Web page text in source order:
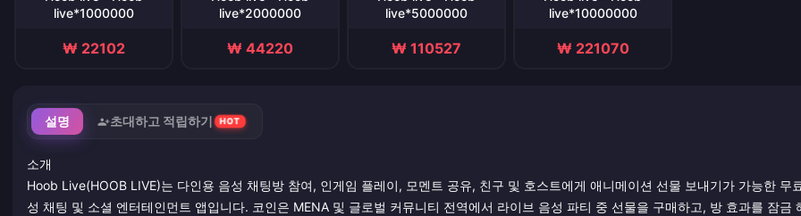
live*1000000
₩ 22102
live*2000000
₩ 44220
live*5000000
₩ 110527
live*10000000
₩ 221070
설명 초대하고 적립하기 HOT
소개
Hoob Live(HOOB LIVE)는 다인용 음성 채팅방 참여, 인게임 플레이, 모멘트 공유, 친구 및 호스트에게 애니메이션 선물 보내기가 가능한 무
성 채팅 및 소셜 엔터테인먼트 앱입니다. 코인은 MENA 및 글로벌 커뮤니티 전역에서 라이브 음성 파티 중 선물을 구매하고, 방 효과를 잠금